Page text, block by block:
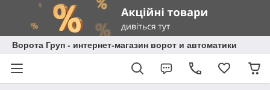
Ворота Груп - интернет-магазин ворот и автоматики